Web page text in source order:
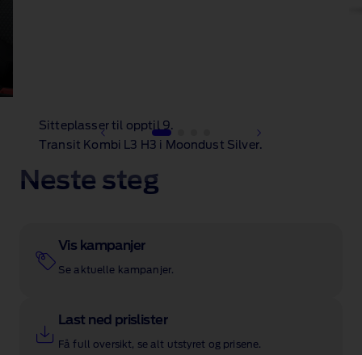
Sitteplasser til opptil 9.
Transit Kombi L3 H3 i Moondust Silver.
Neste steg
Vis kampanjer
Se aktuelle kampanjer.
Last ned prislister
Få full oversikt, se alt utstyret og prisene.